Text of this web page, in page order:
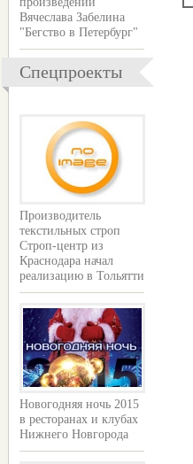
Вячеслава Забелина
"Бегство в Петербург"
Спецпроекты
Производитель
текстильных строп
Строп-центр из
Краснодара начал
реализацию в Тольятти
Новогодняя ночь 2015
в ресторанах и клубах
Нижнего Новгорода